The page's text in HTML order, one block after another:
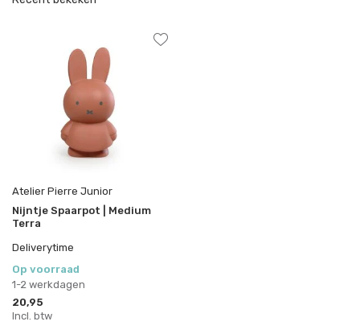
Atelier Pierre Junior
Nijntje Spaarpot | Medium
Terra
Deliverytime
Op voorraad
1-2 werkdagen
20,95
Incl. btw